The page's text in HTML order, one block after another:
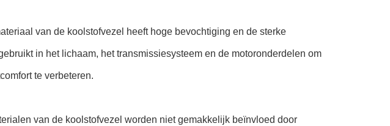
van de koolstofvezel heeft hoge bevochtiging en de sterke
in het lichaam, het transmissiesysteem en de motoronderdelen om
te verbeteren.
van de koolstofvezel worden niet gemakkelijk beïnvloed door